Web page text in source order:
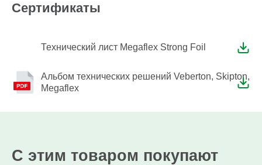
Сертификаты
Технический лист Megaflex Strong Foil
Альбом технических решений Veberton, Skipton,
Megaflex
С этим товаром покупают